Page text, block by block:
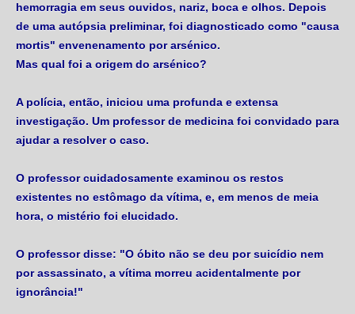
hemorragia em seus ouvidos, nariz, boca e olhos. Depois
de uma autópsia preliminar, foi diagnosticado como "causa
mortis" envenenamento por arsénico.
Mas qual foi a origem do arsénico?
A polícia, então, iniciou uma profunda e extensa
investigação. Um professor de medicina foi convidado para
ajudar a resolver o caso.
O professor cuidadosamente examinou os restos
existentes no estômago da vítima, e, em menos de meia
hora, o mistério foi elucidado.
O professor disse: "O óbito não se deu por suicídio nem
por assassinato, a vítima morreu acidentalmente por
ignorância!"